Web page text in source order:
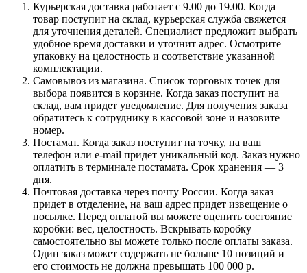
Курьерская доставка работает с 9.00 до 19.00. Когда
товар поступит на склад, курьерская служба свяжется
для уточнения деталей. Специалист предложит выбрать
удобное время доставки и уточнит адрес. Осмотрите
упаковку на целостность и соответствие указанной
комплектации.
Самовывоз из магазина. Список торговых точек для
выбора появится в корзине. Когда заказ поступит на
склад, вам придет уведомление. Для получения заказа
обратитесь к сотруднику в кассовой зоне и назовите
номер.
Постамат. Когда заказ поступит на точку, на ваш
телефон или e-mail придет уникальный код. Заказ нужно
оплатить в терминале постамата. Срок хранения — 3
дня.
Почтовая доставка через почту России. Когда заказ
придет в отделение, на ваш адрес придет извещение о
посылке. Перед оплатой вы можете оценить состояние
коробки: вес, целостность. Вскрывать коробку
самостоятельно вы можете только после оплаты заказа.
Один заказ может содержать не больше 10 позиций и
его стоимость не должна превышать 100 000 р.